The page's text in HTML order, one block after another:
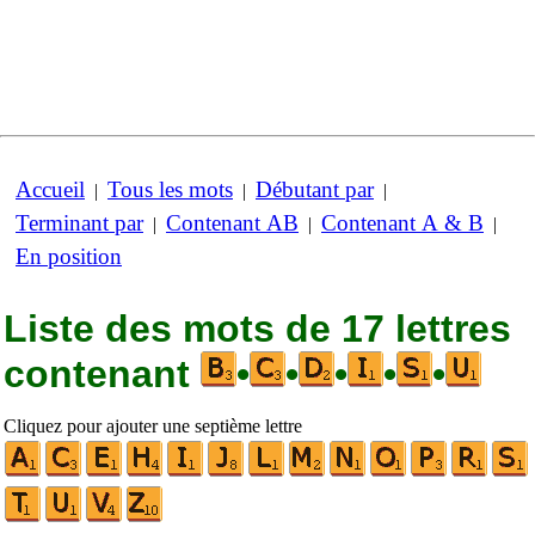
Accueil | Tous les mots | Débutant par|
Terminant par| Contenant AB | Contenant A & B |
En position
Liste des mots de 17 lettres
contenant
• • • • •
Cliquez pour ajouter une septième lettre